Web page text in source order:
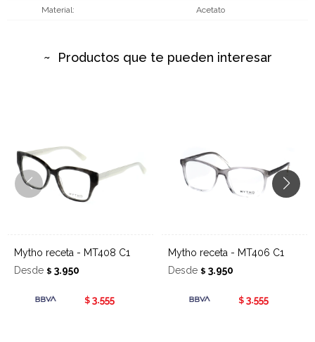
Material Acetato
Productos que te pueden interesar
Mytho receta - MT408 C1
Desde $ 3.950
$ 3.555
Mytho receta - MT406 C1
Desde $ 3.950
$ 3.555